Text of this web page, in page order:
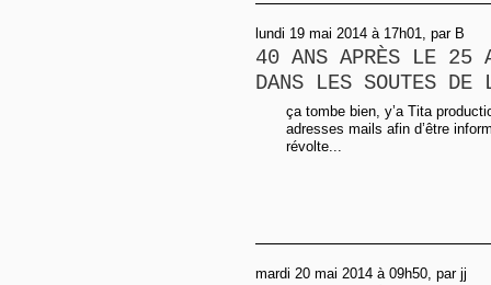
lundi 19 mai 2014 à 17h01, par B
40 ANS APRÈS LE 25
DANS LES SOUTES
ça tombe bien, y’a Tita
adresses mails afin d’être
révolte...
mardi 20 mai 2014 à 09h50, par jj